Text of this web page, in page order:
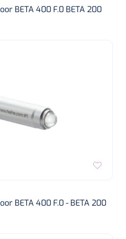
BETA 400 F.0 BETA 200
BETA 400 F.0 - BETA 200